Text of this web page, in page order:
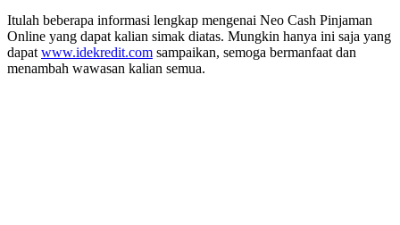
Itulah beberapa informasi lengkap mengenai Neo Cash Pinjaman
Online yang dapat kalian simak diatas. Mungkin hanya ini saja yang
dapat www.idekredit.com sampaikan, semoga bermanfaat dan
menambah wawasan kalian semua.